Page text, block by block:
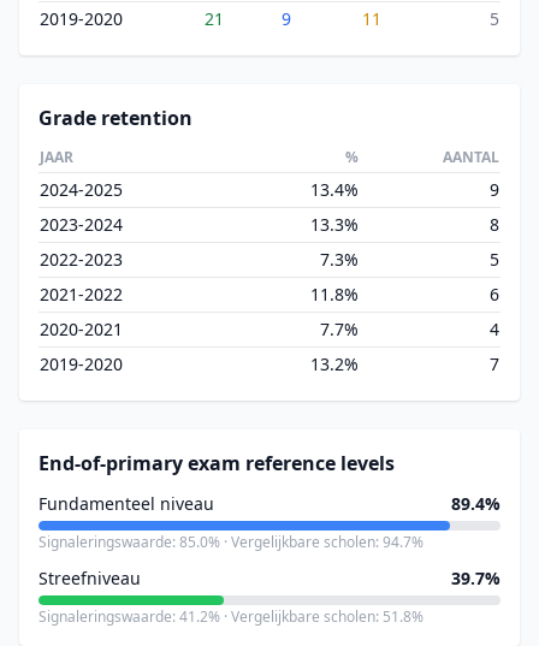
2019-2020
21 9 11 5
Grade retention
JAAR % AANTAL
2024-2025 13.4%
9
2023-2024
13.3%
8
2022-2023
7.3%
5
2021-2022
11.8%
6
2020-2021
7.7%
4
2019-2020
13.2% 7
End-of-primary exam reference levels
Fundamenteel niveau 89.4%
Signaleringswaarde: 85.0% · Vergelijkbare scholen: 94.7%
Streefniveau 39.7%
Signaleringswaarde: 41.2% · Vergelijkbare scholen: 51.8%